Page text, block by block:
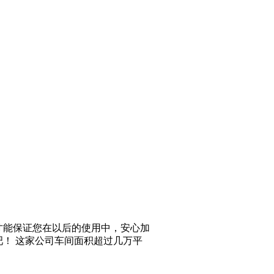
保证您在以后的使用中，安心加
这家公司车间面积超过几万平